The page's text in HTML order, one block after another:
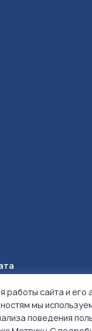
+7 (391)
работы сайта и его
мы
поведения